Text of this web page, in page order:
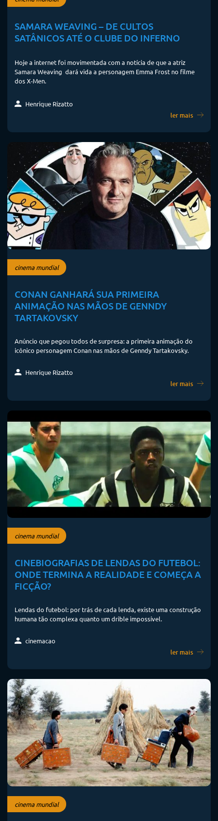
SAMARA WEAVING – DE CULTOS
SATÂNICOS ATÉ O CLUBE DO INFERNO
Hoje a internet foi movimentada com a notícia de que a atriz
Samara Weaving dará vida a personagem Emma Frost no filme
dos X-Men.
Henrique Rizatto
ler mais
cinema mundial
CONAN GANHARÁ SUA PRIMEIRA
ANIMAÇÃO NAS MÃOS DE GENNDY
TARTAKOVSKY
Anúncio que pegou todos de surpresa: a primeira animação do
icônico personagem Conan nas mãos de Genndy Tartakovsky.
Henrique Rizatto
ler mais
cinema mundial
CINEBIOGRAFIAS DE LENDAS DO FUTEBOL:
ONDE TERMINA A REALIDADE E COMEÇA A
FICÇÃO?
Lendas do futebol: por trás de cada lenda, existe uma construção
humana tão complexa quanto um drible impossível.
cinemacao
ler mais
cinema mundial